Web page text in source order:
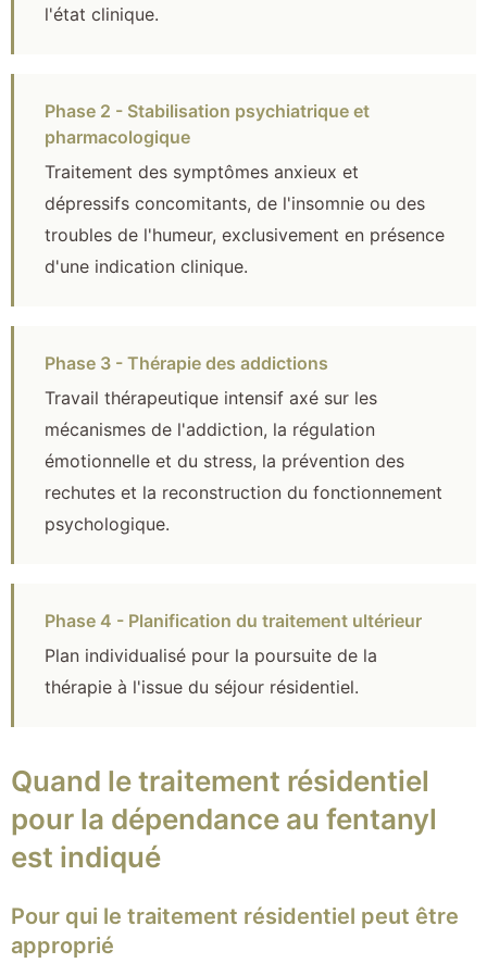
l'état clinique.
Phase 2 - Stabilisation psychiatrique et
pharmacologique
Traitement des symptômes anxieux et
dépressifs concomitants, de l'insomnie ou des
troubles de l'humeur, exclusivement en présence
d'une indication clinique.
Phase 3 - Thérapie des addictions
Travail thérapeutique intensif axé sur les
mécanismes de l'addiction, la régulation
émotionnelle et du stress, la prévention des
rechutes et la reconstruction du fonctionnement
psychologique.
Phase 4 - Planification du traitement ultérieur
Plan individualisé pour la poursuite de la
thérapie à l'issue du séjour résidentiel.
Quand le traitement résidentiel
pour la dépendance au fentanyl
est indiqué
Pour qui le traitement résidentiel peut être
approprié